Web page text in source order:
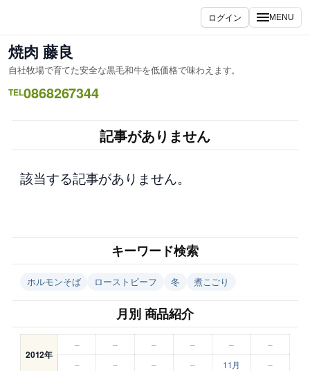
を
ス
キ
ッ
ログイン MENU
焼肉 藤良
自社牧場で育てた安全な黒毛和牛を低価格で味わえます。
TEL0868267344
記事がありません
該当する記事がありません。
キーワード検索
ホルモンそば ローストビーフ 冬 煮こごり
月別 商品紹介
2012年
– – – – –
–
–
– – – 11月 –